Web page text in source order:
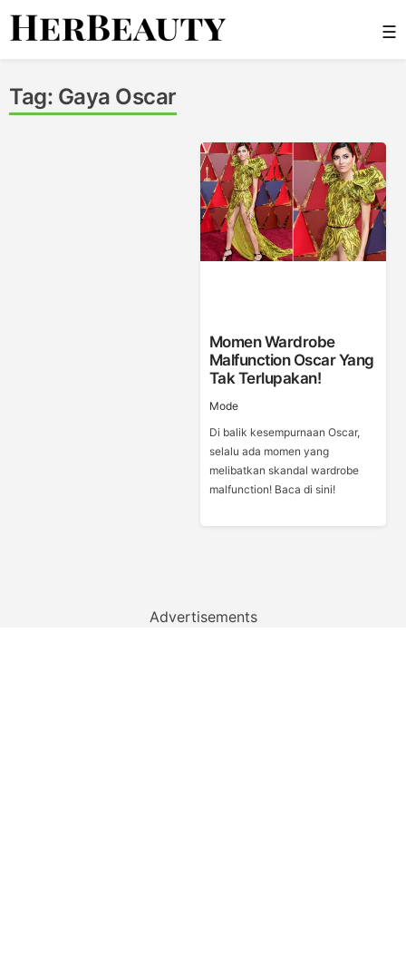
Skip
☰
Tag: Gaya Oscar
Momen Wardrobe
Malfunction Oscar Yang
Tak Terlupakan!
Mode
Di balik kesempurnaan Oscar,
selalu ada momen yang
melibatkan skandal wardrobe
malfunction! Baca di sini!
Advertisements